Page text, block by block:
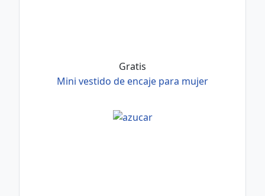
Gratis
Mini vestido de encaje para mujer